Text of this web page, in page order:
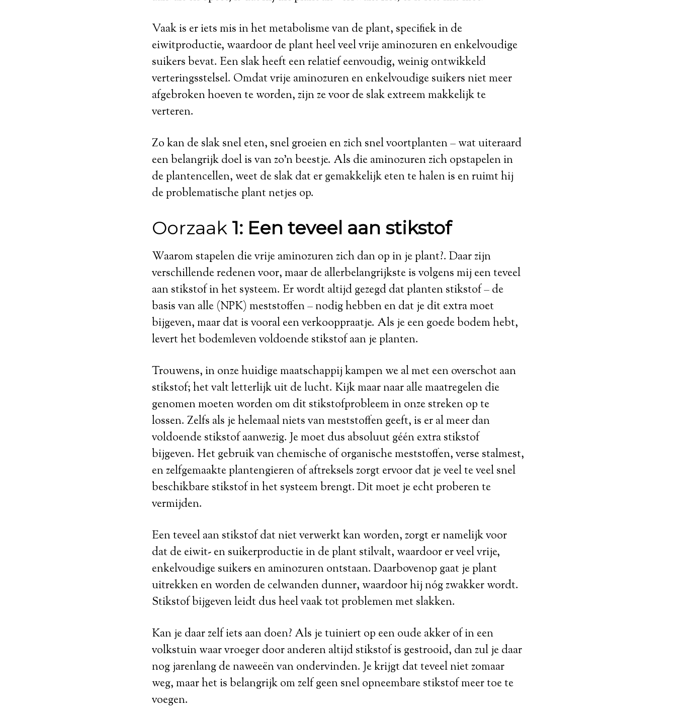
Vaak is er iets mis in het metabolisme van de plant, specifiek in de
eiwitproductie, waardoor de plant heel veel vrije aminozuren en enkelvoudige
suikers bevat. Een slak heeft een relatief eenvoudig, weinig ontwikkeld
verteringsstelsel. Omdat vrije aminozuren en enkelvoudige suikers niet meer
afgebroken hoeven te worden, zijn ze voor de slak extreem makkelijk te
verteren.
Zo kan de slak snel eten, snel groeien en zich snel voortplanten – wat uiteraard
een belangrijk doel is van zo’n beestje. Als die aminozuren zich opstapelen in
de plantencellen, weet de slak dat er gemakkelijk eten te halen is en ruimt hij
de problematische plant netjes op.
Oorzaak 1: Een teveel aan stikstof
Waarom stapelen die vrije aminozuren zich dan op in je plant?. Daar zijn
verschillende redenen voor, maar de allerbelangrijkste is volgens mij een teveel
aan stikstof in het systeem. Er wordt altijd gezegd dat planten stikstof – de
basis van alle (NPK) meststoffen – nodig hebben en dat je dit extra moet
bijgeven, maar dat is vooral een verkooppraatje. Als je een goede bodem hebt,
levert het bodemleven voldoende stikstof aan je planten.
Trouwens, in onze huidige maatschappij kampen we al met een overschot aan
stikstof; het valt letterlijk uit de lucht. Kijk maar naar alle maatregelen die
genomen moeten worden om dit stikstofprobleem in onze streken op te
lossen. Zelfs als je helemaal niets van meststoffen geeft, is er al meer dan
voldoende stikstof aanwezig. Je moet dus absoluut géén extra stikstof
bijgeven. Het gebruik van chemische of organische meststoffen, verse stalmest,
en zelfgemaakte plantengieren of aftreksels zorgt ervoor dat je veel te veel snel
beschikbare stikstof in het systeem brengt. Dit moet je echt proberen te
vermijden.
Een teveel aan stikstof dat niet verwerkt kan worden, zorgt er namelijk voor
dat de eiwit- en suikerproductie in de plant stilvalt, waardoor er veel vrije,
enkelvoudige suikers en aminozuren ontstaan. Daarbovenop gaat je plant
uitrekken en worden de celwanden dunner, waardoor hij nóg zwakker wordt.
Stikstof bijgeven leidt dus heel vaak tot problemen met slakken.
Kan je daar zelf iets aan doen? Als je tuiniert op een oude akker of in een
volkstuin waar vroeger door anderen altijd stikstof is gestrooid, dan zul je daar
nog jarenlang de naweeën van ondervinden. Je krijgt dat teveel niet zomaar
weg, maar het is belangrijk om zelf geen snel opneembare stikstof meer toe te
voegen.